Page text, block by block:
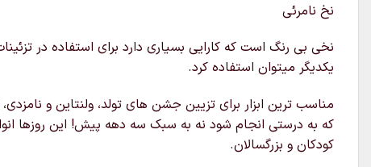
نخ نامرئی
نخی بی رنگ است که کارایی بسیاری دارد برای استفاده در
یکدیگر میتوان استفاده کرد.
مناسب ترین ابزار برای تزیین جشن های تولد، ولنتاین و نامزدی،
که به درستی انجام شود نه به سبک سه دهه پیش! این روزها
کودکان و بزرگسالان.